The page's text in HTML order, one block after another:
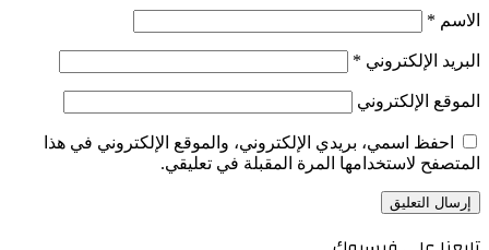
الاسم *
البريد الإلكتروني *
الموقع الإلكتروني
احفظ اسمي، بريدي الإلكتروني، والموقع الإلكتروني في هذا
المتصفح لاستخدامها المرة المقبلة في تعليقي.